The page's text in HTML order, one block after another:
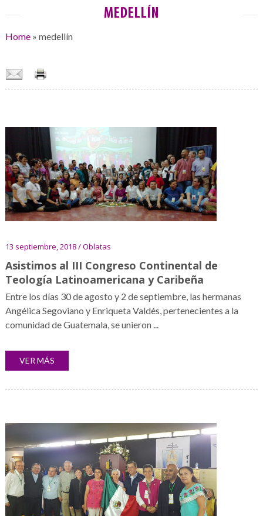
MEDELLÍN
Home» medellín
13 septiembre, 2018 / Oblatas
Asistimos al III Congreso Continental de
Teología Latinoamericana y Caribeña
Entre los días 30 de agosto y 2 de septiembre, las hermanas
Angélica Segoviano y Enriqueta Valdés, pertenecientes a la
comunidad de Guatemala, se unieron ...
VER MÁS